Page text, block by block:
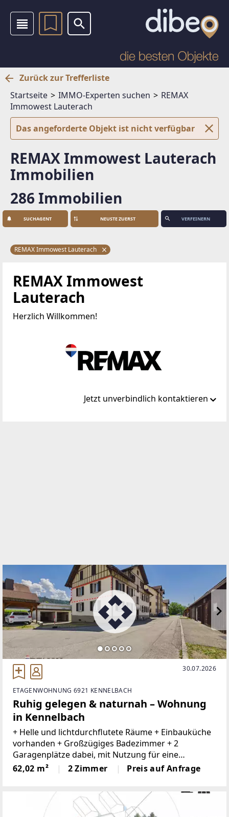
Zurück zur Trefferliste
Startseite
IMMO-Experten suchen
REMAX
Immowest Lauterach
Das angeforderte Objekt ist nicht verfügbar
REMAX Immowest Lauterach
Immobilien
286 Immobilien
SUCHAGENT VERFEINERN
REMAX Immowest Lauterach
REMAX Immowest
Lauterach
Herzlich Willkommen!
Jetzt unverbindlich kontaktieren
s.baldauf@remax-immowest.at
30.07.2026
ETAGENWOHNUNG 6921 KENNELBACH
Ruhig gelegen & naturnah – Wohnung
in Kennelbach
+ Helle und lichtdurchflutete Räume + Einbauküche
vorhanden + Großzügiges Badezimmer + 2
Garagenplätze dabei, mit Nutzung für eine
Werkstatt mit Stromanschluss und Beleuchtung +
Gartenanteil vorhanden + 3 Schuppen mit dabei +
62,02 m² 2 Zimmer Preis auf Anfrage